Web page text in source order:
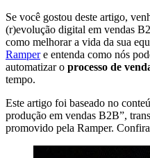
Se você gostou deste artigo,
(r)evolução digital em vendas
como melhorar a vida da sua
Rampere entenda como nós
automatizar o processo de
tempo.
Este artigo foi baseado no
produção em vendas B2B”,
promovido pela Ramper.